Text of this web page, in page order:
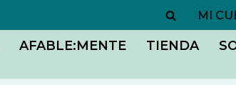
MI
AFABLE:MENTE TIENDA